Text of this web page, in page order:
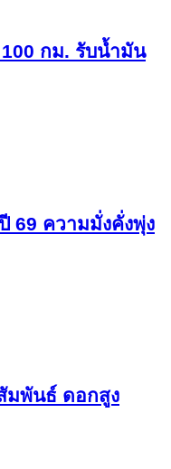
กม. รับน้ำมัน
69 ความมั่งคั่งพุ่ง
มพันธ์ ดอกสูง